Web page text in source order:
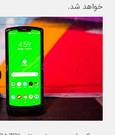
خواهد شد.